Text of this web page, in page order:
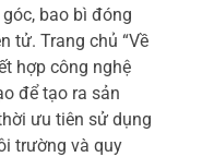
bao bì đóng
tử. Trang chủ “Về
hợp công nghệ
để tạo ra sản
ưu tiên sử dụng
trường và quy